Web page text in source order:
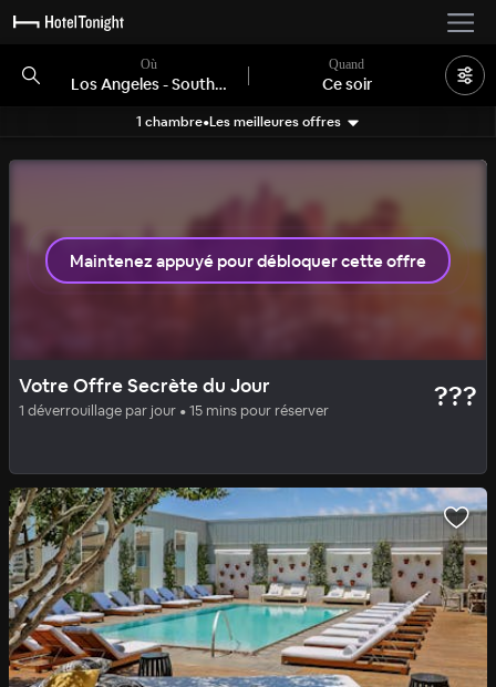
Où
Los Angeles - South Bay, CA
Quand
Ce soir
Search filters
1 chambre•Les meilleures offres
Pasadena Hotel and Pool
Maintenez appuyé pour débloquer cette offre
Votre Offre Secrète du Jour
1 déverrouillage par jour • 15 mins pour réserver ???